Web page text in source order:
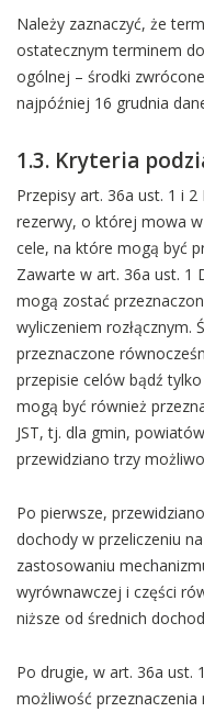
Należy zaznaczyć, że
ostatecznym terminem
ogólnej – środki
najpóźniej 16 grudnia
1.3. Kryteria
Przepisy art. 36a ust. 1 i
rezerwy, o której mowa
cele, na które mogą być
Zawarte w art. 36a ust. 1
mogą zostać
wyliczeniem rozłącznym.
przeznaczone
przepisie celów bądź
mogą być również
JST, tj. dla gmin,
przewidziano trzy
Po pierwsze,
dochody w przeliczeniu
zastosowaniu
wyrównawczej i części
niższe od średnich
Po drugie, w art. 36a ust.
możliwość przeznaczenia